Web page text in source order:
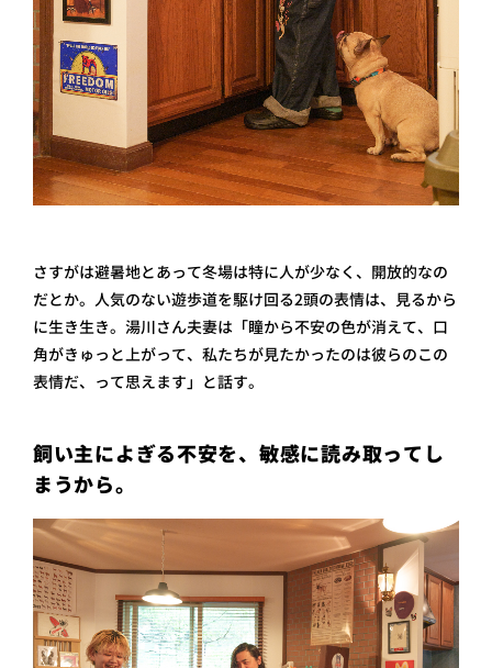
さすがは避暑地とあって冬場は特に人が少なく、開放的なの
だとか。人気のない遊歩道を駆け回る2頭の表情は、見るから
に生き生き。湯川さん夫妻は「瞳から不安の色が消えて、口
角がきゅっと上がって、私たちが見たかったのは彼らのこの
表情だ、って思えます」と話す。
飼い主によぎる不安を、敏感に読み取ってし
まうから。